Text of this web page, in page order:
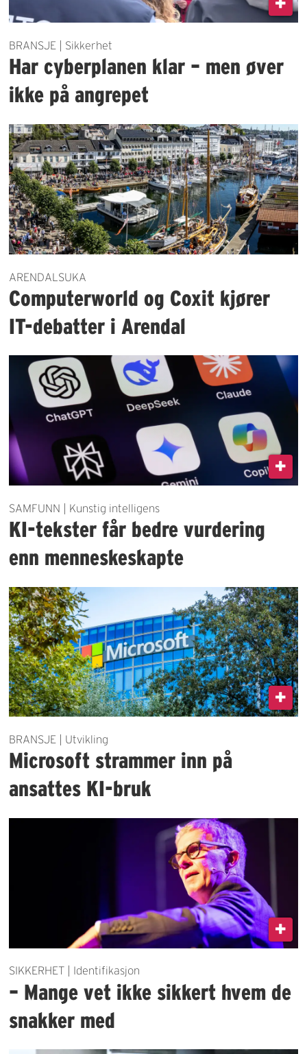
BRANSJE | Sikkerhet
Har cyberplanen klar – men øver
ikke på angrepet
ARENDALSUKA
Computerworld og Coxit kjører
IT-debatter i Arendal
SAMFUNN | Kunstig intelligens
KI-tekster får bedre vurdering
enn menneskeskapte
BRANSJE | Utvikling
Microsoft strammer inn på
ansattes KI-bruk
SIKKERHET | Identifikasjon
– Mange vet ikke sikkert hvem de
snakker med